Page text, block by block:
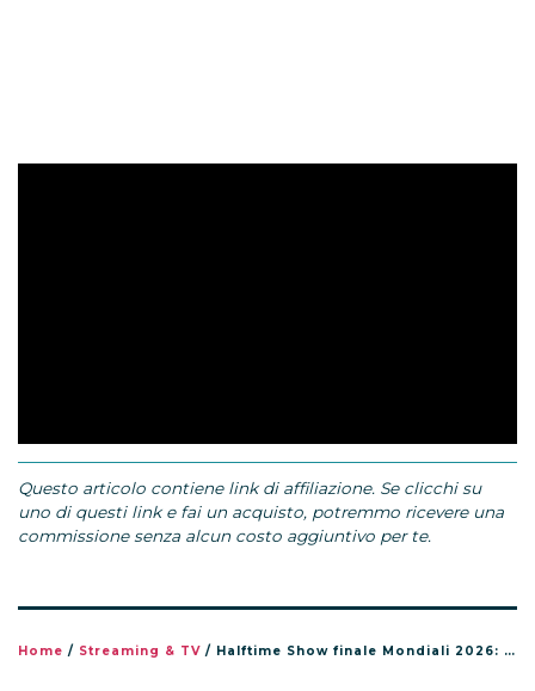
Questo articolo contiene link di affiliazione. Se clicchi su
uno di questi link e fai un acquisto, potremmo ricevere una
commissione senza alcun costo aggiuntivo per te.
Home / Streaming & TV / Halftime Show finale Mondiali 2026: orario, dove vederlo e chi canta